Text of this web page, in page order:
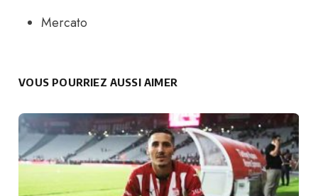
Mercato
VOUS POURRIEZ AUSSI AIMER